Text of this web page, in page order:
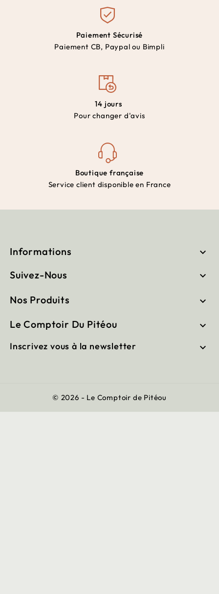
Paiement Sécurisé
Paiement CB, Paypal ou Bimpli
14 jours
Pour changer d'avis
Boutique française
Service client disponible en France
Informations 
Suivez-Nous 
Nos Produits 
Le Comptoir Du Pitéou 
Inscrivez vous à la newsletter 
© 2026 - Le Comptoir de Pitéou